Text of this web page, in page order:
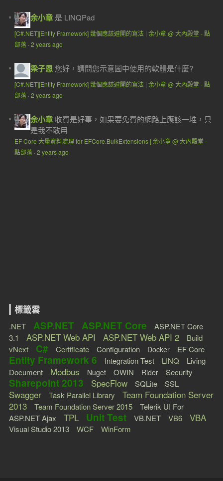
余小章 是 LINQPad
[C#.NET][Entity Framework] 幾個應該避開的寫法 | 余小章 @ 大內殿堂 - 點
部落· 2 years ago
梁子恩 您好，請問您示意圖中使用的軟體是什麼?
[C#.NET][Entity Framework] 幾個應該避開的寫法 | 余小章 @ 大內殿堂 - 點
部落· 2 years ago
余小章 收費是好事，如果要免費的網路上應該一堆，只
是我不敢用
EF Core 大量資料處理 for EFCore.BulkExtensions | 余小章 @ 大內殿堂 -
點部落· 2 years ago
標籤雲
.NET ASP.NET ASP.NET Core
ASP.NET Core
3.1
ASP.NET Web API ASP.NET Web API 2
Build
vNext
C# Certificate Configuration Docker EF Core
Entity Framework 6 Integration Test LINQ
Living
Document
Modbus Nuget OWIN Rider Security
Sharepoint 2013 SpecFlow SQLite SSL
Swagger Task Parallel Library
Team Foundation Server
2013
Team Foundation Server 2015
Telerik UI For
ASP.NET Ajax
TPL Unit Test VB.NET VB6 VBA
Visual Studio 2013 WCF WinForm